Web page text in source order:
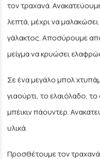
τον τραχανά.
λεπτά, μέχρι να
γάλακτος. Αποσύρουμε
μείγμα να κρυώσει
Σε ένα μεγάλο μπολ
γιαούρτι, το ελαιόλαδο, το
μπέικιν πάουντερ.
υλικά.
Προσθέτουμε τον